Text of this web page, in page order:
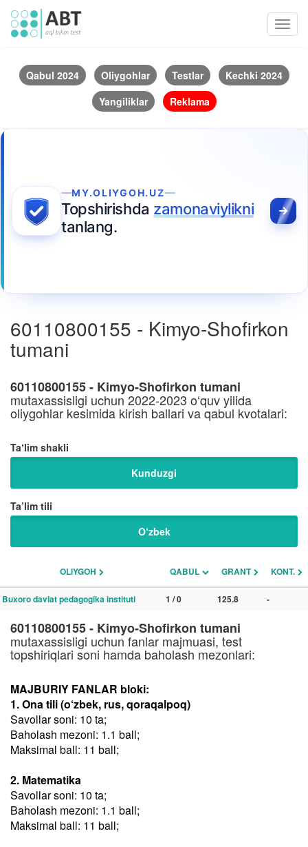
Qabul 2024 Oliygohlar Testlar
Kechki 2024
Yangiliklar
Reklama
MY.OLIYGOH.UZ
Topshirishda zamonaviylikni
tanlang.
60110800155 - Kimyo-Shofirkon
tumani
60110800155 - Kimyo-Shofirkon tumani
mutaxassisligi uchun 2022-2023 o‘quv yilida
oliygohlar kesimida kirish ballari va qabul kvotalari:
Taʼlim shakli
Kunduzgi
Ta’lim tili
O‘zbek
OLIYGOH QABUL GRANT KONT.
Buxoro davlat pedagogika instituti 1 / 0 125.8 -
60110800155 - Kimyo-Shofirkon tumani
mutaxassisligi uchun fanlar majmuasi, test
topshiriqlari soni hamda baholash mezonlari:
MAJBURIY FANLAR bloki:
1. Ona tili (o‘zbek, rus, qoraqalpoq)
Savollar soni: 10 ta;
Baholash mezoni: 1.1 ball;
Maksimal ball: 11 ball;
2. Matematika
Savollar soni: 10 ta;
Baholash mezoni: 1.1 ball;
Maksimal ball: 11 ball;